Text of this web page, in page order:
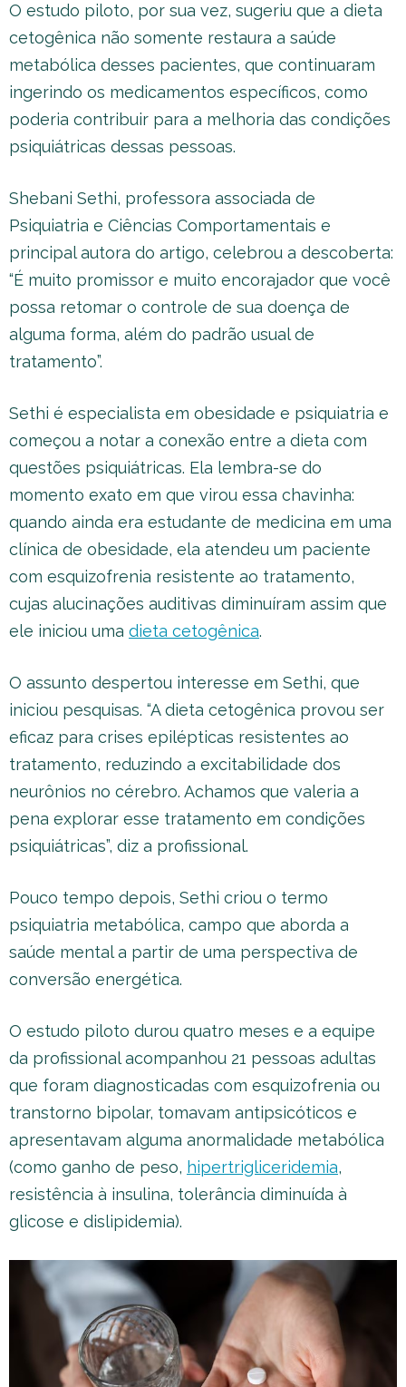
O estudo piloto, por sua vez, sugeriu que a dieta
cetogênica não somente restaura a saúde
metabólica desses pacientes, que continuaram
ingerindo os medicamentos específicos, como
poderia contribuir para a melhoria das condições
psiquiátricas dessas pessoas.
Shebani Sethi, professora associada de
Psiquiatria e Ciências Comportamentais e
principal autora do artigo, celebrou a descoberta:
“É muito promissor e muito encorajador que você
possa retomar o controle de sua doença de
alguma forma, além do padrão usual de
tratamento”.
Sethi é especialista em obesidade e psiquiatria e
começou a notar a conexão entre a dieta com
questões psiquiátricas. Ela lembra-se do
momento exato em que virou essa chavinha:
quando ainda era estudante de medicina em uma
clínica de obesidade, ela atendeu um paciente
com esquizofrenia resistente ao tratamento,
cujas alucinações auditivas diminuíram assim que
ele iniciou uma dieta cetogênica.
O assunto despertou interesse em Sethi, que
iniciou pesquisas. “A dieta cetogênica provou ser
eficaz para crises epilépticas resistentes ao
tratamento, reduzindo a excitabilidade dos
neurônios no cérebro. Achamos que valeria a
pena explorar esse tratamento em condições
psiquiátricas”, diz a profissional.
Pouco tempo depois, Sethi criou o termo
psiquiatria metabólica, campo que aborda a
saúde mental a partir de uma perspectiva de
conversão energética.
O estudo piloto durou quatro meses e a equipe
da profissional acompanhou 21 pessoas adultas
que foram diagnosticadas com esquizofrenia ou
transtorno bipolar, tomavam antipsicóticos e
apresentavam alguma anormalidade metabólica
(como ganho de peso, hipertrigliceridemia,
resistência à insulina, tolerância diminuída à
glicose e dislipidemia).